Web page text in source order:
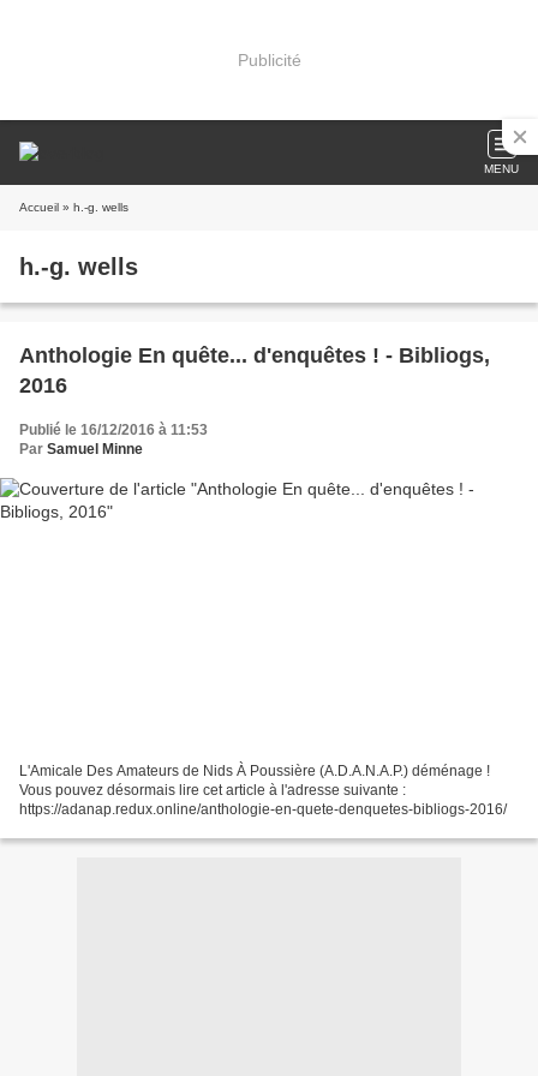
Publicité
MENU
Accueil » h.-g. wells
h.-g. wells
Anthologie En quête... d'enquêtes ! - Bibliogs,
2016
Publié le 16/12/2016 à 11:53
Par Samuel Minne
L'Amicale Des Amateurs de Nids À Poussière (A.D.A.N.A.P.) déménage !
Vous pouvez désormais lire cet article à l'adresse suivante :
https://adanap.redux.online/anthologie-en-quete-denquetes-bibliogs-2016/